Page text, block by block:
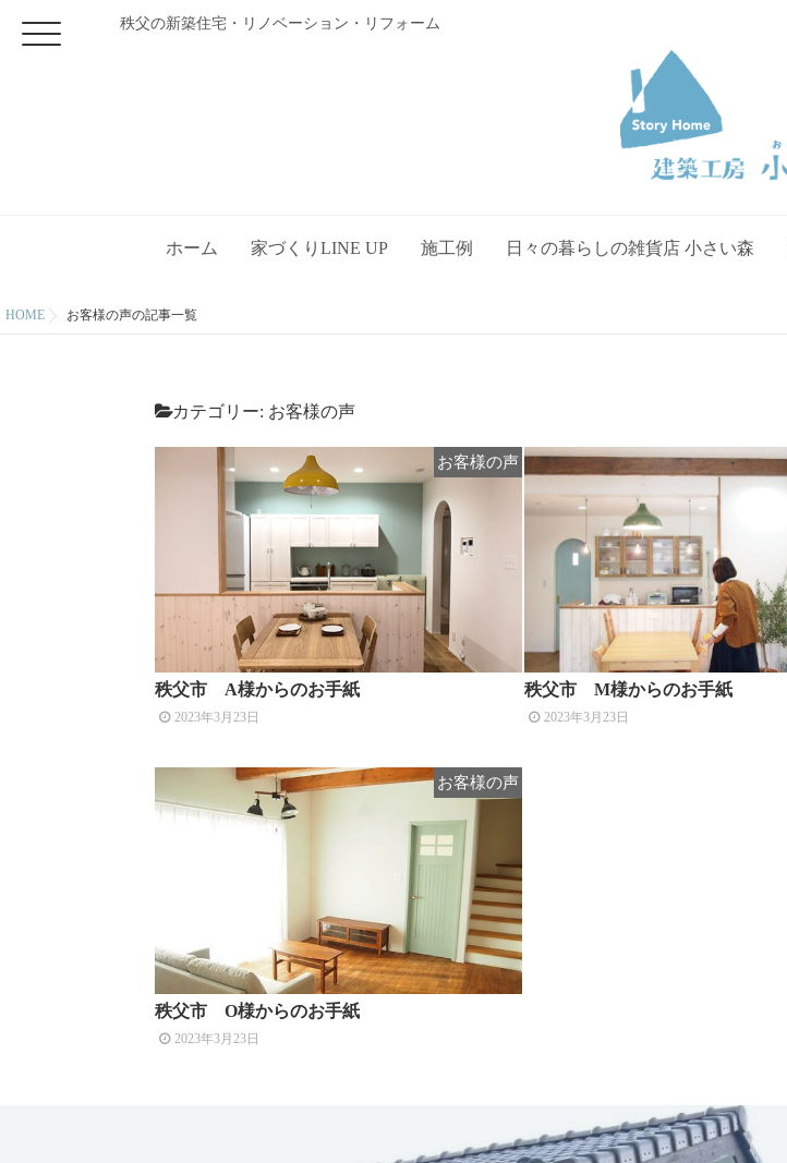
秩父の新築住宅・リノベーション・リフォーム
ホーム 家づくりLINE UP 施工例 日々の暮らしの雑貨店 小さい森
HOME お客様の声の記事一覧
カテゴリー: お客様の声
お客様の声
秩父市 A様からのお手紙
2023年3月23日
秩父市 M様からのお手紙
2023年3月23日
お客様の声
秩父市 O様からのお手紙
2023年3月23日